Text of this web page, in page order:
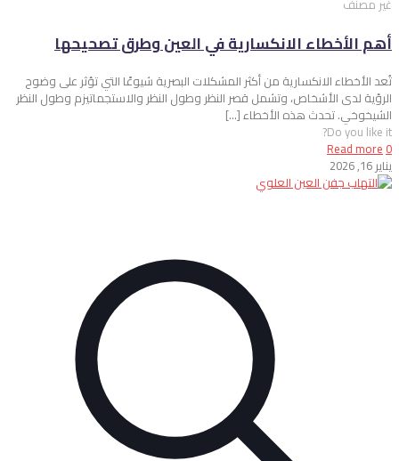
غير مصنف
أهم الأخطاء الانكسارية في العين وطرق تصحيحها
تُعد الأخطاء الانكسارية من أكثر المشكلات البصرية شيوعًا التي تؤثر على وضوح
الرؤية لدى الأشخاص، وتشمل قصر النظر وطول النظر والاستجماتيزم وطول النظر
الشيخوخي. تحدث هذه الأخطاء[…]
Do you like it?
0
Read more
يناير 16, 2026